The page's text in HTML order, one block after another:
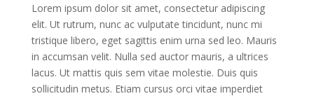
Lorem ipsum dolor sit amet, consectetur adipiscing
elit. Ut rutrum, nunc ac vulputate tincidunt, nunc mi
tristique libero, eget sagittis enim urna sed leo. Mauris
in accumsan velit. Nulla sed auctor mauris, a ultrices
lacus. Ut mattis quis sem vitae molestie. Duis quis
sollicitudin metus. Etiam cursus orci vitae imperdiet